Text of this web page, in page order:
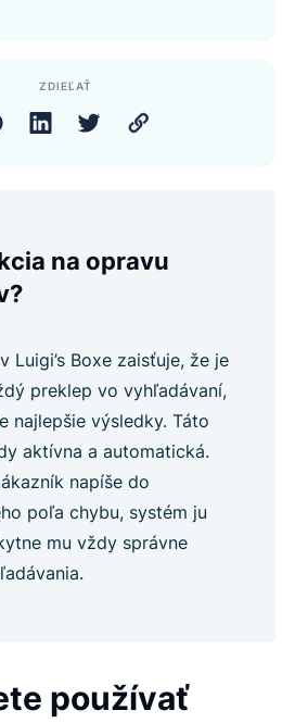
ZDIEĽAŤ
na opravu
Luigi’s Boxe zaisťuje, že je
preklep vo vyhľadávaní,
najlepšie výsledky. Táto
aktívna a automatická.
napíše do
poľa chybu, systém ju
mu vždy správne
používať